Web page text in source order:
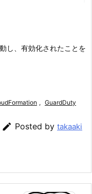
し、有効化されたことを
, GuardDuty
 Posted by takaaki